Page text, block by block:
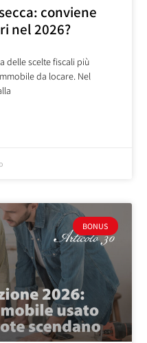
conviene
nel 2026?
delle scelte fiscali più
da locare. Nel
BONUS